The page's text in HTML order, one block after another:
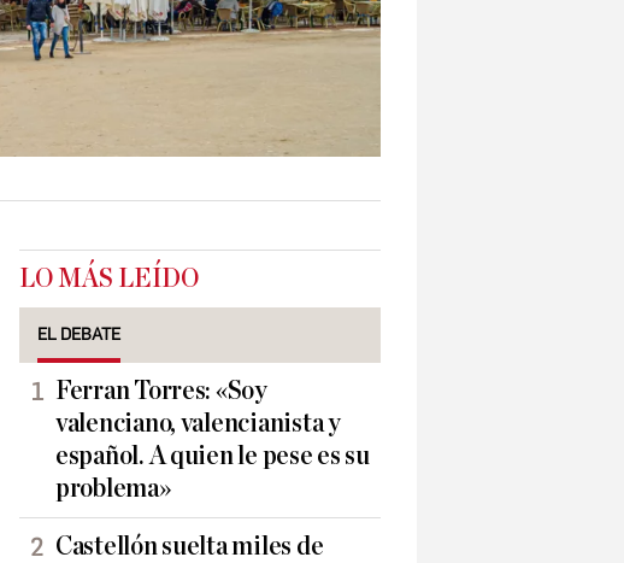
LO MÁS LEÍDO
EL DEBATE
Ferran Torres: «Soy
valenciano, valencianista y
español. A quien le pese es su
problema»
Castellón suelta miles de